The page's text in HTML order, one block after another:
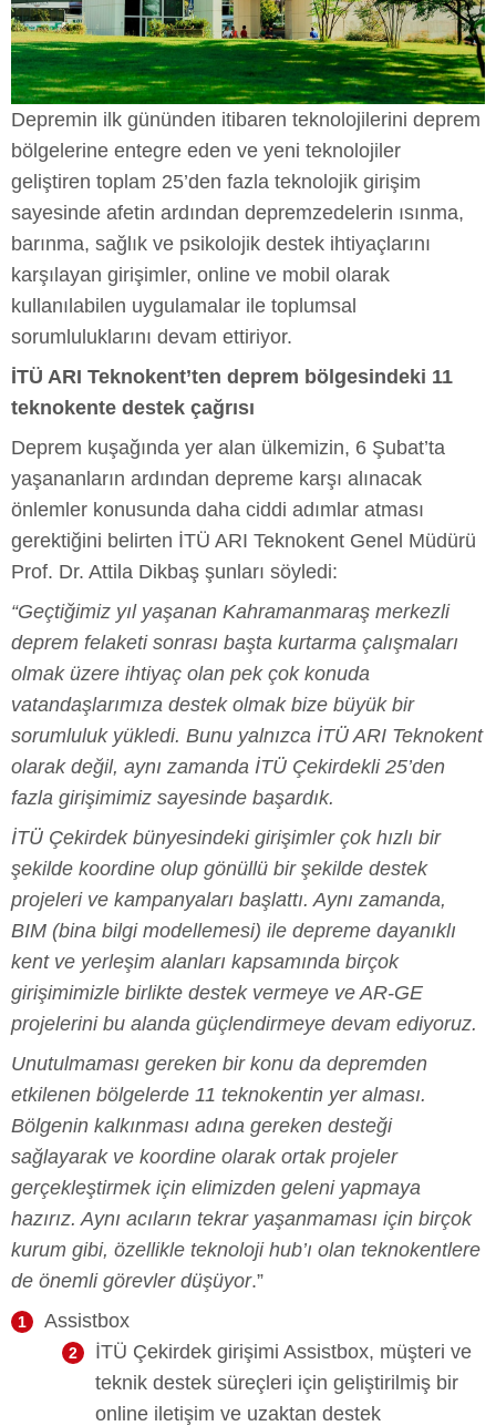
Depremin ilk gününden itibaren teknolojilerini deprem
bölgelerine entegre eden ve yeni teknolojiler
geliştiren toplam 25’den fazla teknolojik girişim
sayesinde afetin ardından depremzedelerin ısınma,
barınma, sağlık ve psikolojik destek ihtiyaçlarını
karşılayan girişimler, online ve mobil olarak
kullanılabilen uygulamalar ile toplumsal
sorumluluklarını devam ettiriyor.
İTÜ ARI Teknokent’ten deprem bölgesindeki 11
teknokente destek çağrısı
Deprem kuşağında yer alan ülkemizin, 6 Şubat’ta
yaşananların ardından depreme karşı alınacak
önlemler konusunda daha ciddi adımlar atması
gerektiğini belirten İTÜ ARI Teknokent Genel Müdürü
Prof. Dr. Attila Dikbaş şunları söyledi:
“Geçtiğimiz yıl yaşanan Kahramanmaraş merkezli
deprem felaketi sonrası başta kurtarma çalışmaları
olmak üzere ihtiyaç olan pek çok konuda
vatandaşlarımıza destek olmak bize büyük bir
sorumluluk yükledi. Bunu yalnızca İTÜ ARI Teknokent
olarak değil, aynı zamanda İTÜ Çekirdekli 25’den
fazla girişimimiz sayesinde başardık.
İTÜ Çekirdek bünyesindeki girişimler çok hızlı bir
şekilde koordine olup gönüllü bir şekilde destek
projeleri ve kampanyaları başlattı. Aynı zamanda,
BIM (bina bilgi modellemesi) ile depreme dayanıklı
kent ve yerleşim alanları kapsamında birçok
girişimimizle birlikte destek vermeye ve AR-GE
projelerini bu alanda güçlendirmeye devam ediyoruz.
Unutulmaması gereken bir konu da depremden
etkilenen bölgelerde 11 teknokentin yer alması.
Bölgenin kalkınması adına gereken desteği
sağlayarak ve koordine olarak ortak projeler
gerçekleştirmek için elimizden geleni yapmaya
hazırız. Aynı acıların tekrar yaşanmaması için birçok
kurum gibi, özellikle teknoloji hub’ı olan teknokentlere
de önemli görevler düşüyor.”
Assistbox
İTÜ Çekirdek girişimi Assistbox, müşteri ve
teknik destek süreçleri için geliştirilmiş bir
online iletişim ve uzaktan destek